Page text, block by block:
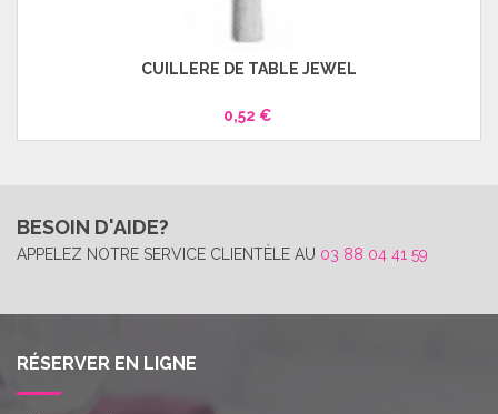
CUILLÈRE DE TABLE JEWEL
0,52 €
BESOIN D'AIDE?
APPELEZ NOTRE SERVICE CLIENTÈLE AU 03 88 04 41 59
RÉSERVER EN LIGNE